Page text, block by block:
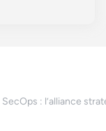
SecOps : l’alliance